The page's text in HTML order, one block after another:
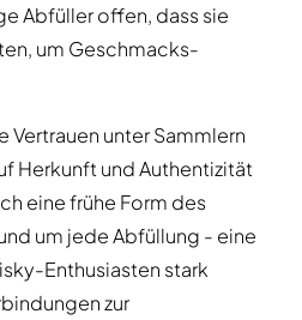
Abfüller offen, dass sie
um Geschmacks-
unter Sammlern
Herkunft und Authentizität
eine frühe Form des
um jede Abfüllung - eine
Enthusiasten stark
zur